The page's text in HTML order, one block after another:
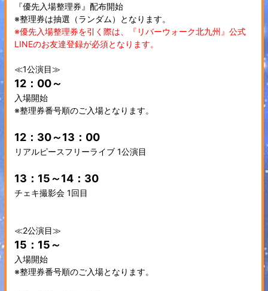
『優先入場整理券』配布開始
※整理券は抽選（ランダム）となります。
※優先入場整理券を引く際は、『リバーウォーク北九州』公式
LINEのお友達登録が必須となります。
≪1公演目≫
12：00～
入場開始
※整理券番号順のご入場となります。
12：30～13：00
リアルピースフリーライブ 1公演目
13：15～14：30
チェキ撮影会 1回目
≪2公演目≫
15：15～
入場開始
※整理券番号順のご入場となります。